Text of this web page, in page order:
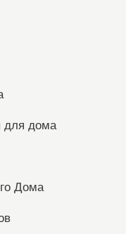
для дома
Дома